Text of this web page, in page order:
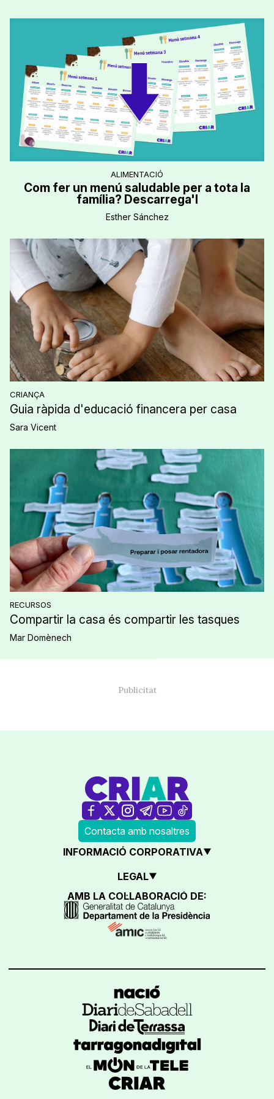
CRIANÇA
Guia ràpida d'educació financera per casa
Sara Vicent
RECURSOS
Compartir la casa és compartir les tasques
Mar Domènech
ALIMENTACIÓ
Com fer un menú saludable per a tota la
família? Descarrega'l
Esther Sánchez
Contacta amb nosaltres
INFORMACIÓ CORPORATIVA
LEGAL
AMB LA COL·LABORACIÓ DE: